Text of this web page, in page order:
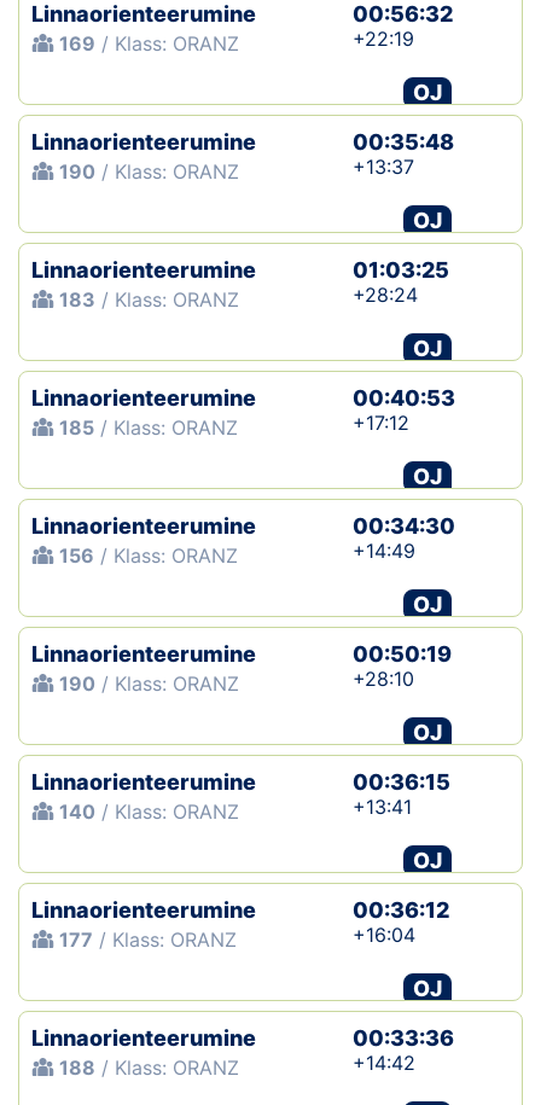
Linnaorienteerumine
169 / Klass: ORANZ
00:56:32
+22:19
OJ
Linnaorienteerumine
190 / Klass: ORANZ
00:35:48
+13:37
OJ
Linnaorienteerumine
183 / Klass: ORANZ
01:03:25
+28:24
OJ
Linnaorienteerumine
185 / Klass: ORANZ
00:40:53
+17:12
OJ
Linnaorienteerumine
156 / Klass: ORANZ
00:34:30
+14:49
OJ
Linnaorienteerumine
190 / Klass: ORANZ
00:50:19
+28:10
OJ
Linnaorienteerumine
140 / Klass: ORANZ
00:36:15
+13:41
OJ
Linnaorienteerumine
177 / Klass: ORANZ
00:36:12
+16:04
OJ
Linnaorienteerumine
188 / Klass: ORANZ
00:33:36
+14:42